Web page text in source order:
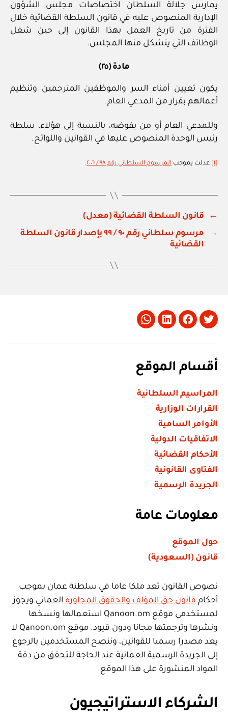
يمارس جلالة السلطان اختصاصات مجلس الشؤون
الإدارية المنصوص عليه في قانون السلطة القضائية خلال
الفترة من تاريخ العمل بهذا القانون إلى حين شغل
الوظائف التي يتشكل منها المجلس.
مادة (٢٥)
يكون تعيين أمناء السر والموظفين المترجمين وتنظيم
أعمالهم بقرار من المدعي العام.
وللمدعي العام أو من يفوضه، بالنسبة إلى هؤلاء، سلطة
رئيس الوحدة المنصوص عليها في القوانين واللوائح.
[١] عدلت بموجب المرسوم السلطاني رقم ٩٨ / ٢٠٠٦ .
←
قانون السلطة القضائية (معدل)
→
مرسوم سلطاني رقم ٩٠ / ٩٩ بإصدار قانون السلطة
القضائية
Twitter
Facebook
LinkedIn
Whatsapp
أقسام الموقع
المراسيم السلطانية
القرارات الوزارية
الأوامر السامية
الاتفاقيات الدولية
الأحكام القضائية
الفتاوى القانونية
الجريدة الرسمية
معلومات عامة
حول الموقع
قانون (السعودية)
نصوص القانون تعد ملكا عاما في سلطنة عمان بموجب
أحكام قانون حق المؤلف والحقوق المجاورة العماني ويجوز
لمستخدمي موقع Qanoon.om استعمالها ونسخها
ونشرها وترجمتها مجانا ودون قيود. موقع Qanoon.om لا
يعد مصدرا رسميا للقوانين، وننصح المستخدمين بالرجوع
إلى الجريدة الرسمية العمانية عند الحاجة للتحقق من دقة
المواد المنشورة على هذا الموقع.
الشركاء الاستراتيجيون